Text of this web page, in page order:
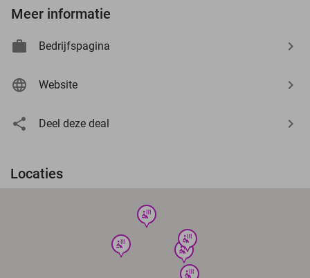
Meer informatie
Bedrijfspagina
Website
Deel deze deal
Locaties
wellness
wellness
wellness
wellness
wellness